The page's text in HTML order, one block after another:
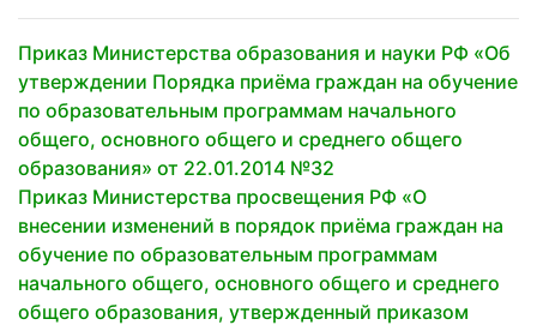
Приказ Министерства образования и науки РФ «Об
утверждении Порядка приёма граждан на обучение
по образовательным программам начального
общего, основного общего и среднего общего
образования» от 22.01.2014 №32
Приказ Министерства просвещения РФ «О
внесении изменений в порядок приёма граждан на
обучение по образовательным программам
начального общего, основного общего и среднего
общего образования, утвержденный приказом